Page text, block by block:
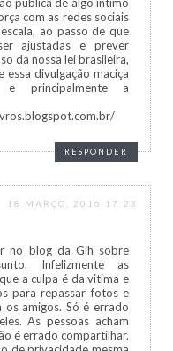
pública de algo intimo
com as redes sociais
ao passo de que
ajustadas e prever
da nossa lei brasileira,
essa divulgação maciça
principalmente a
RESPONDER
18 MARÇO, 2016 17:23
no blog da Gih sobre
Infelizmente as
a culpa é da vitima e
para repassar fotos e
amigos. Só é errado
As pessoas acham
é errado compartilhar.